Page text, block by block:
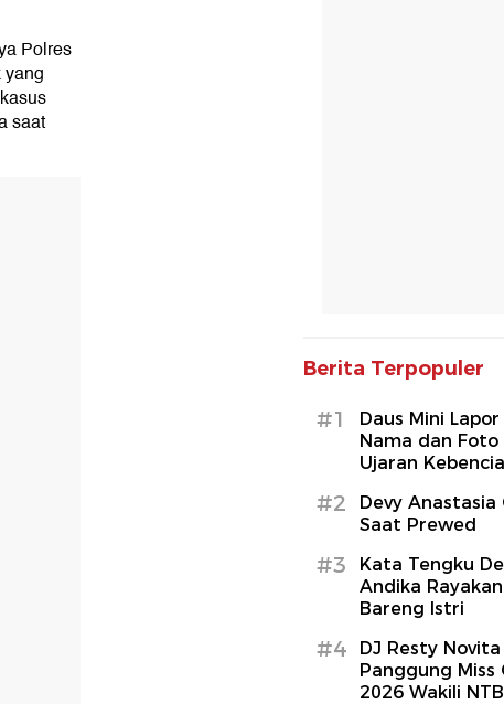
Polres
saat
Berita Terpopuler
#1
Daus Mini
Nama dan
Ujaran
#2
Devy Anastasia
Saat Prewed
#3
Kata Tengku
Andika
Bareng Istri
#4
DJ Resty
Panggung Miss
2026 Wakili NTB